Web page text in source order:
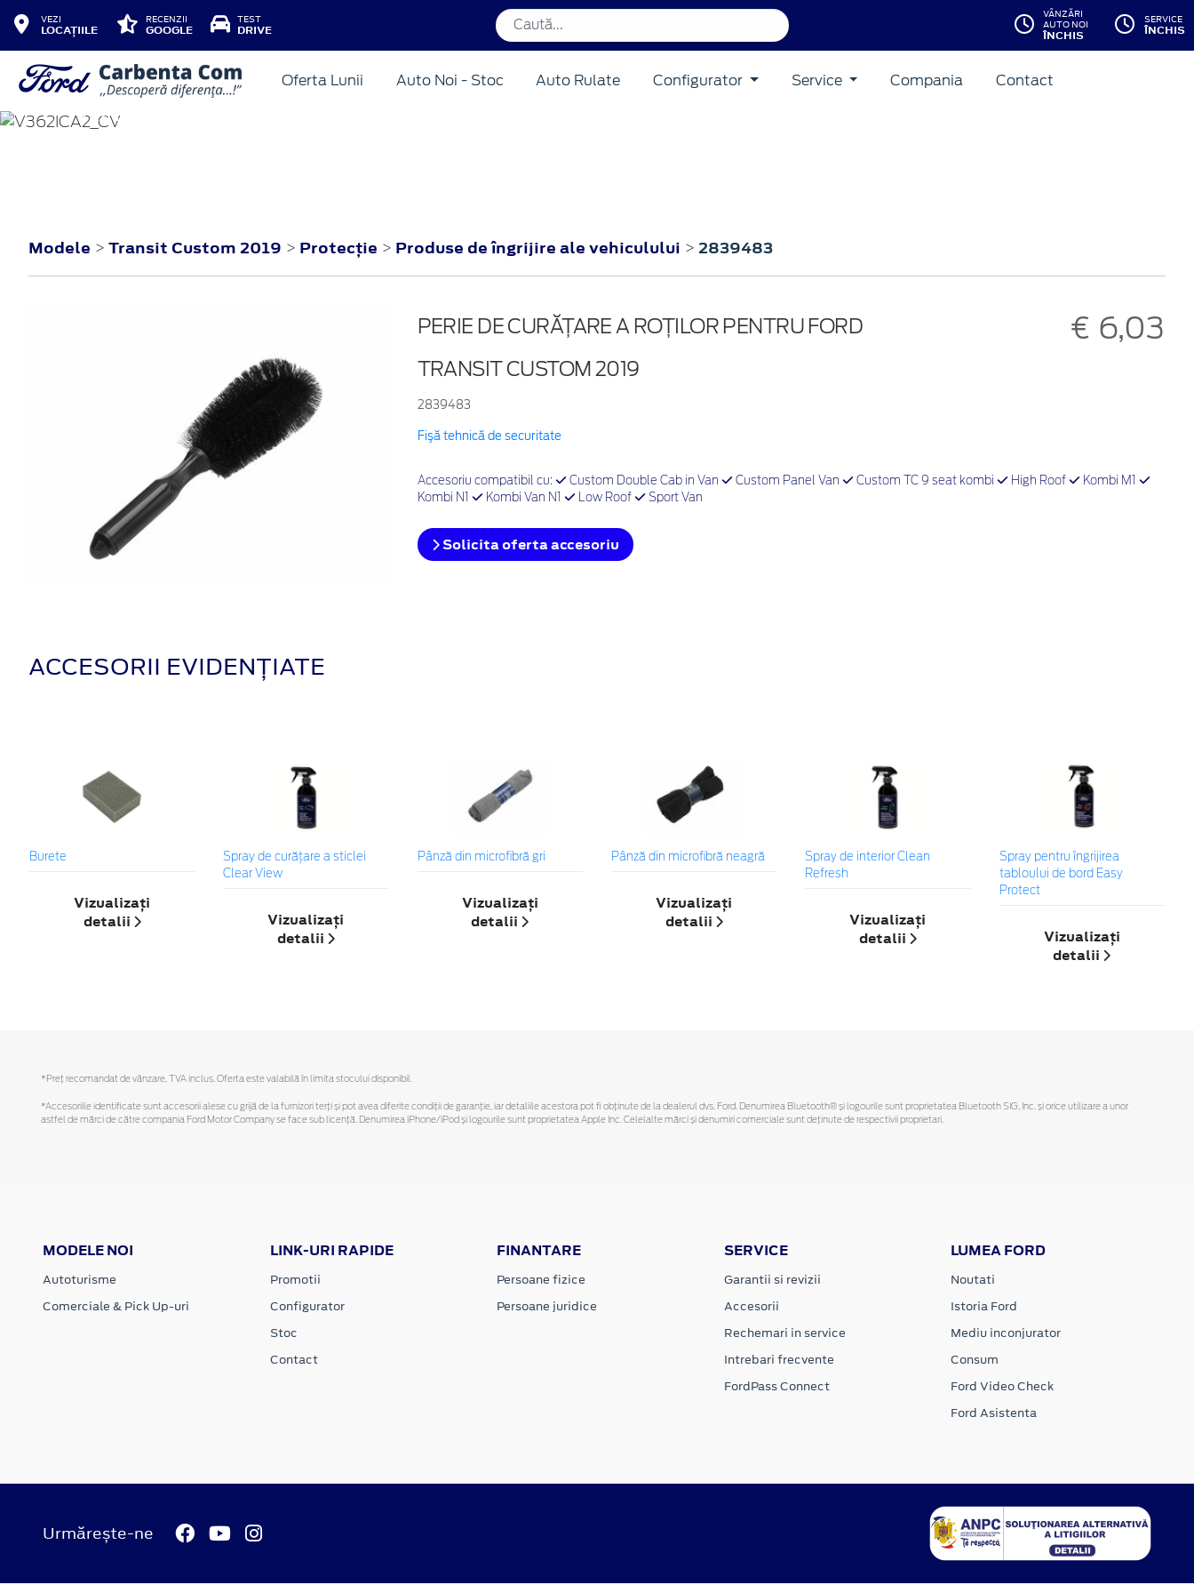
VEZI
LOCAȚIILE
RECENZII
GOOGLE
TEST
DRIVE
VÂNZĂRI
AUTO NOI
ÎNCHIS
SERVICE
ÎNCHIS
Oferta Lunii Auto Noi - Stoc Auto Rulate Configurator Service Compania Contact
TRANSIT CUSTOM
Modele > Transit Custom 2019 > Protecţie > Produse de îngrijire ale vehiculului > 2839483
PERIE DE CURĂȚARE A ROȚILOR PENTRU FORD
TRANSIT CUSTOM 2019
2839483
€ 6,03
Fişă tehnică de securitate
Accesoriu compatibil cu: Custom Double Cab in Van Custom Panel Van Custom TC 9 seat kombi High Roof
Kombi M1
Kombi N1
Kombi Van N1 Low Roof Sport Van
Solicita oferta accesoriu
ACCESORII EVIDENȚIATE
Burete
Vizualizați
detalii
Spray de curățare a sticlei
Clear View
Vizualizați
detalii
Pânză din microfibră gri
Vizualizați
detalii
Pânză din microfibră neagră
Vizualizați
detalii
Spray de interior Clean
Refresh
Vizualizați
detalii
Spray pentru îngrijirea
tabloului de bord Easy
Protect
Vizualizați
detalii
*Preţ recomandat de vânzare, TVA inclus. Oferta este valabilă în limita stocului disponibil.
*Accesoriile identificate sunt accesorii alese cu grijă de la furnizori terți și pot avea diferite condiții de garanție, iar detaliile acestora pot fi obținute de la dealerul dvs. Ford. Denumirea Bluetooth® și logourile sunt proprietatea Bluetooth SIG, Inc. și orice utilizare a unor
astfel de mărci de către compania Ford Motor Company se face sub licență. Denumirea iPhone/iPod și logourile sunt proprietatea Apple Inc. Celelalte mărci și denumiri comerciale sunt deținute de respectivii proprietari.
MODELE NOI
Autoturisme
Comerciale & Pick Up-uri
LINK-URI RAPIDE
Promotii
Configurator
Stoc
Contact
FINANTARE
Persoane fizice
Persoane juridice
SERVICE
Garantii si revizii
Accesorii
Rechemari in service
Intrebari frecvente
FordPass Connect
LUMEA FORD
Noutati
Istoria Ford
Mediu inconjurator
Consum
Ford Video Check
Ford Asistenta
Urmărește-ne